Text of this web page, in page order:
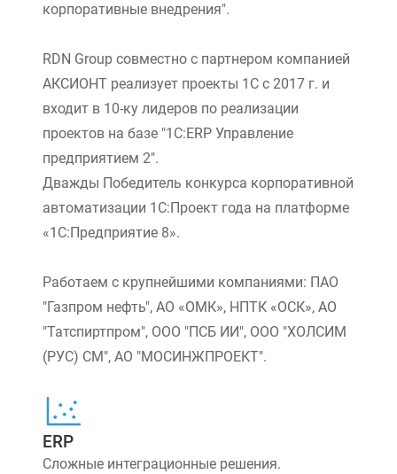
корпоративные внедрения".
RDN Group совместно с партнером компанией
АКСИОНТ реализует проекты 1С с 2017 г. и
входит в 10-ку лидеров по реализации
проектов на базе "1С:ERP Управление
предприятием 2".
Дважды Победитель конкурса корпоративной
автоматизации 1С:Проект года на платформе
«1С:Предприятие 8».
Работаем с крупнейшими компаниями: ПАО
"Газпром нефть", АО «ОМК», НПТК «ОСК», АО
"Татспиртпром", ООО "ПСБ ИИ", ООО "ХОЛСИМ
(РУС) СМ", АО "МОСИНЖПРОЕКТ".
ERP
Сложные интеграционные решения.